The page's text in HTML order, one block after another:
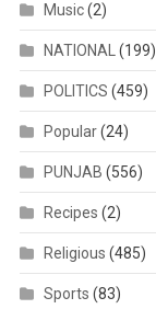
Music(2)
NATIONAL (199)
POLITICS (459)
Popular(24)
PUNJAB (556)
Recipes (2)
Religious (485)
Sports (83)